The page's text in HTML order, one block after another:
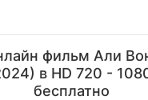
фильм Али
в HD 720 -
бесплатно